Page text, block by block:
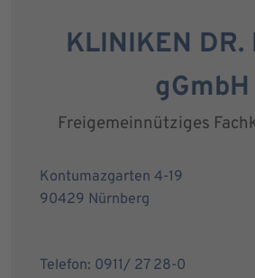
KLINIKEN DR.
gGmbH
Freigemeinnütziges
Kontumazgarten 4-19
90429 Nürnberg
Telefon: 0911/ 27 28-0